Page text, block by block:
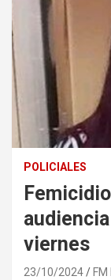
POLICIALES
viernes
23/10/2024